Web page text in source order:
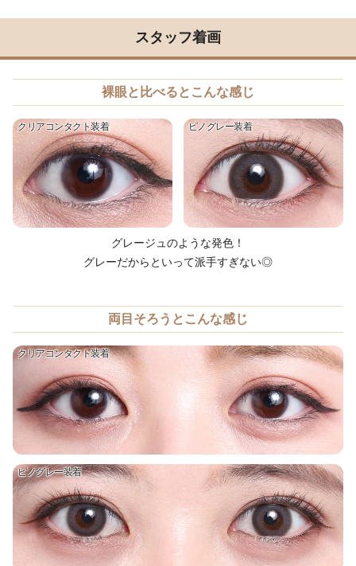
スタッフ着画
裸眼と比べるとこんな感じ
クリアコンタクト装着 ピノグレー装着
グレージュのような発色！
グレーだからといって派手すぎない◎
両目そろうとこんな感じ
クリアコンタクト装着
ピノグレー装着